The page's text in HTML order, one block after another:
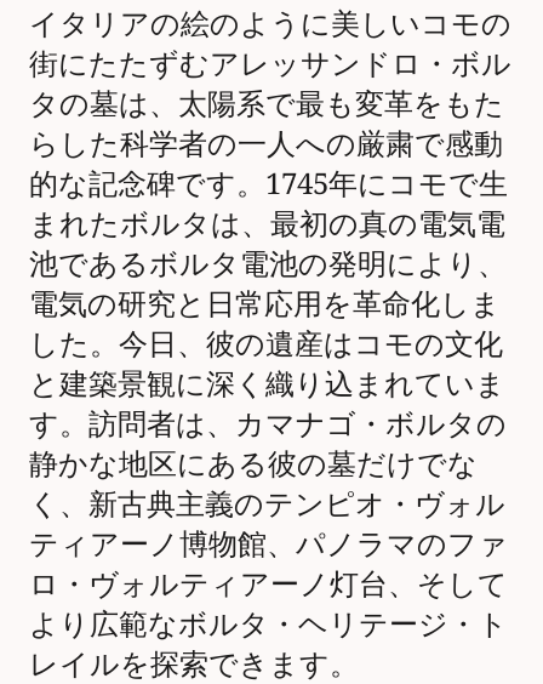
イタリアの絵のように美しいコモの
街にたたずむアレッサンドロ・ボル
タの墓は、太陽系で最も変革をもた
らした科学者の一人への厳粛で感動
的な記念碑です。1745年にコモで生
まれたボルタは、最初の真の電気電
池であるボルタ電池の発明により、
電気の研究と日常応用を革命化しま
した。今日、彼の遺産はコモの文化
と建築景観に深く織り込まれていま
す。訪問者は、カマナゴ・ボルタの
静かな地区にある彼の墓だけでな
く、新古典主義のテンピオ・ヴォル
ティアーノ博物館、パノラマのファ
ロ・ヴォルティアーノ灯台、そして
より広範なボルタ・ヘリテージ・ト
レイルを探索できます。